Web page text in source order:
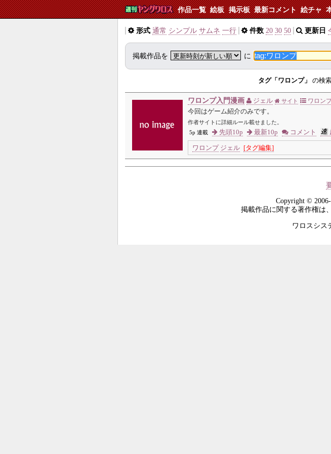
作品一覧 絵板 掲示板 最新コメント 絵チャ
形式 通常 シンプル サムネ 一行 件数 20 30 50 更新日
掲載作品を に
タグ「ワロンプ」 の検
ワロンプ入門漫画 ジェル サイト ワロン
今回はゲーム紹介のみです。
作者サイトに詳細ルール載せました。
5p 連載
先頭10p 最新10p コメント
ワロンプ ジェル [タグ編集]
Copyright ©
掲載作品に関する著作権は
ワロスシス